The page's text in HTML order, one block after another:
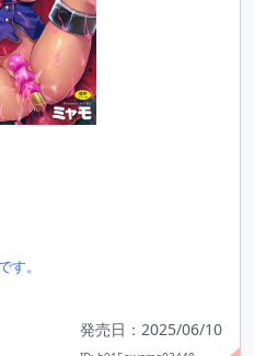
す。
発売日：2025/06/10